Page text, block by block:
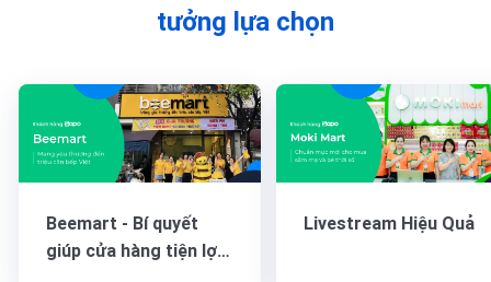
tưởng lựa chọn
Beemart - Bí quyết
giúp cửa hàng tiện lợi
Livestream Hiệu Quả